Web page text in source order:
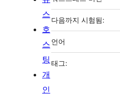
다음까지 시험됨:
언어
태그:
스
호
스
팅
개
인